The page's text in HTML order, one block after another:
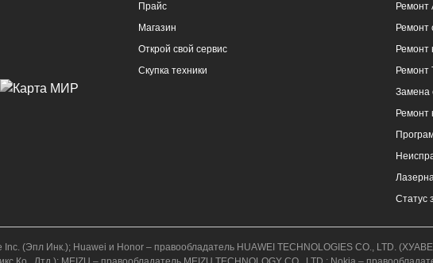
Прайс
Магазин
Открой свой сервис
Скупка техники
Ремонт
Ремонт
Ремонт
Ремонт
Замена
Статус
Inc. (Эпл Инк.); Huawei и Honor – правообладатель HUAWEI TECHNOLOGIES CO., LTD.